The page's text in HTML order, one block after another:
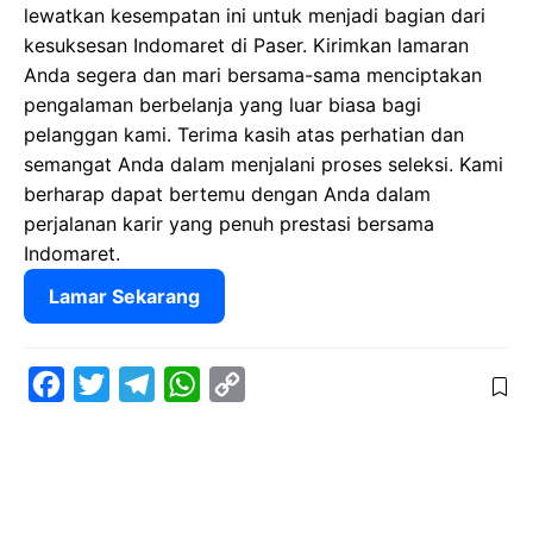
lewatkan kesempatan ini untuk menjadi bagian dari
kesuksesan Indomaret di Paser. Kirimkan lamaran
Anda segera dan mari bersama-sama menciptakan
pengalaman berbelanja yang luar biasa bagi
pelanggan kami. Terima kasih atas perhatian dan
semangat Anda dalam menjalani proses seleksi. Kami
berharap dapat bertemu dengan Anda dalam
perjalanan karir yang penuh prestasi bersama
Indomaret.
Lamar Sekarang
W